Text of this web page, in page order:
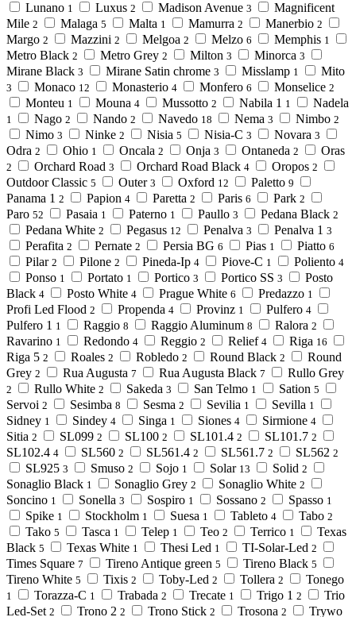
Lunano 1 Luxus 2 Madison Avenue 3
Magnificent
Mile 2 Malaga 5 Malta 1 Mamurra 2 Manerbio 2
Margo 2 Mazzini 2 Melgoa 2 Melzo 6 Memphis 1
Metro Black 2 Metro Grey 2 Milton 3 Minorca 3
Mirane Black 3 Mirane Satin chrome 3 Misslamp 1 Mito
3 Monaco 12 Monasterio 4 Monfero 6 Monselice 2
Monteu 1 Mouna 4 Mussotto 2 Nabila 1 1 Nadela
1 Nago 2 Nando 2 Navedo 18 Nema 3 Nimbo 2
Nimo 3 Ninke 2 Nisia 5 Nisia-C 3 Novara 3
Odra 2 Ohio 1 Oncala 2 Onja 3 Ontaneda 2 Oras
2 Orchard Road 3 Orchard Road Black 4 Oropos 2
Outdoor Classic 5 Outer 3 Oxford 12 Paletto 9
Panama 1 2 Papion 4 Paretta 2 Paris 6 Park 2
Paro 52 Pasaia 1 Paterno 1 Paullo 3 Pedana Black 2
Pedana White 2 Pegasus 12 Penalva 3 Penalva 1 3
Perafita 2 Pernate 2 Persia BG 6 Pias 1 Piatto 6
Pilar 2 Pilone 2 Pineda-Ip 4 Piove-C 1 Poliento 4
Ponso 1 Portato 1 Portico 3 Portico SS 3
Posto
Black 4 Posto White 4 Prague White 6 Predazzo 1
Profi Led Flood 2 Propenda 4 Provinz 1 Pulfero 4
Pulfero 1 1 Raggio 8 Raggio Aluminum 8 Ralora 2
Ravarino 1 Redondo 4 Reggio 2 Relief 4 Riga 16
Riga 5 2 Roales 2 Robledo 2 Round Black 2
Round
Grey 2 Rua Augusta 7 Rua Augusta Black 7 Rullo Grey
2 Rullo White 2 Sakeda 3 San Telmo 1 Sation 5
Servoi 2 Sesimba 8 Sesma 2 Sevilia 1 Sevilla 1
Sidney 1 Sindey 4 Singa 1 Siones 4 Sirmione 4
Sitia 2 SL099 2 SL100 2 SL101.4 2 SL101.7 2
SL102.4 4 SL560 2 SL561.4 2 SL561.7 2 SL562 2
SL925 3 Smuso 2 Sojo 1 Solar 13 Solid 2
Sonaglio Black 1 Sonaglio Grey 2 Sonaglio White 2
Soncino 1 Sonella 3 Sospiro 1 Sossano 2 Spasso 1
Spike 1 Stockholm 1 Suesa 1 Tableto 4 Tabo 2
Tako 5 Tasca 1 Telep 1 Teo 2 Terrico 1
Texas
Black 5 Texas White 1 Thesi Led 1 TI-Solar-Led 2
Times Square 7 Tireno Antique green 5 Tireno Black 5
Tireno White 5 Tixis 2 Toby-Led 2 Tollera 2 Tonego
1 Torazza-C 1 Trabada 2 Trecate 1 Trigo 1 2
Trio
Led-Set 2 Trono 2 2 Trono Stick 2 Trosona 2 Trywo